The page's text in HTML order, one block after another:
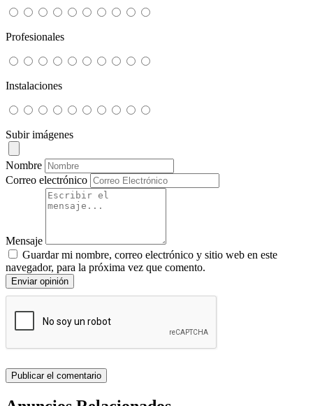
Profesionales
Instalaciones
Subir imágenes
Nombre
Correo electrónico
Mensaje
Guardar mi nombre, correo electrónico y sitio web en este
navegador, para la próxima vez que comento.
Enviar opinión